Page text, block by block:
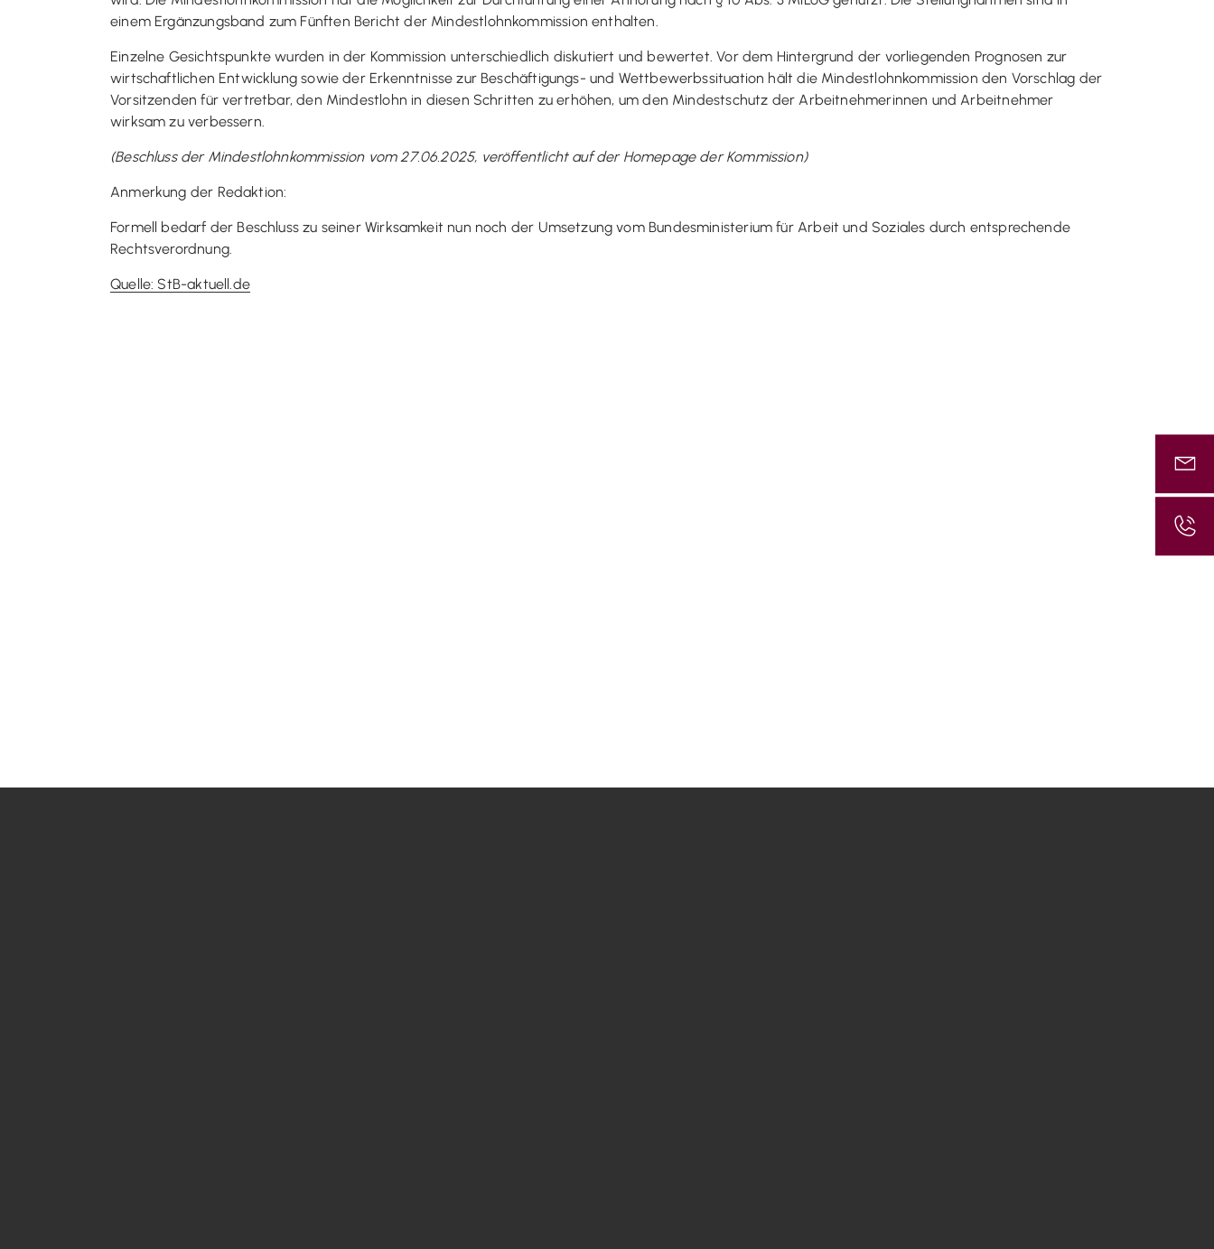
einem Ergänzungsband zum Fünften Bericht der Mindestlohnkommission enthalten.
Einzelne Gesichtspunkte wurden in der Kommission unterschiedlich diskutiert und bewertet. Vor dem Hintergrund der vorliegenden Prognosen zur
wirtschaftlichen Entwicklung sowie der Erkenntnisse zur Beschäftigungs- und Wettbewerbssituation hält die Mindestlohnkommission den Vorschlag der
Vorsitzenden für vertretbar, den Mindestlohn in diesen Schritten zu erhöhen, um den Mindestschutz der Arbeitnehmerinnen und Arbeitnehmer
wirksam zu verbessern.
(Beschluss der Mindestlohnkommission vom 27.06.2025, veröffentlicht auf der Homepage der Kommission)
Anmerkung der Redaktion:
Formell bedarf der Beschluss zu seiner Wirksamkeit nun noch der Umsetzung vom Bundesministerium für Arbeit und Soziales durch entsprechende
Rechtsverordnung.
Quelle: StB-aktuell.de